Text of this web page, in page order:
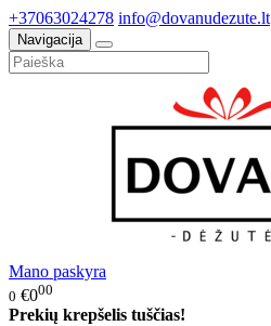
+37063024278 info@dovanudezute.lt
Navigacija
Mano paskyra
0 €000
Prekių krepšelis tuščias!